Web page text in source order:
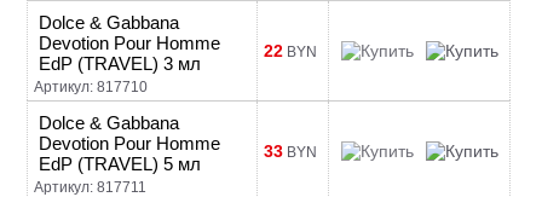
Dolce & Gabbana
Devotion Pour Homme
EdP (TRAVEL) 3 мл
Артикул: 817710
22 BYN
Dolce & Gabbana
Devotion Pour Homme
EdP (TRAVEL) 5 мл
Артикул: 817711
33 BYN